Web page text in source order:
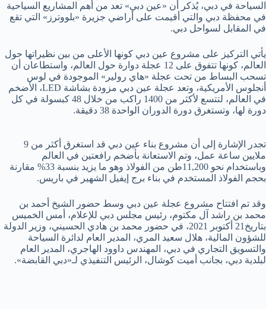
السياحة في دبي، يُذكر أن «عين دبي» تعد من أهم المشاريع السياحية
في محفظة دبي والتي أقيمت على أراضي جزيرة «بلووترز» التي تقع
في المقابل لسواحل دبي.
يأتي التركيز على مشروع عين دبي كونها الأعلى من بين نظيراتها حول
العالم، كونها تتفوق على 12 عجلة دوارة حول العالم، واستطاعان أن
تسحب البساط من تحت عجلة «هاي رولير» الموجودة في لوس
أنجلوس الأمريكية، وتعد عجلة عين دبي مزودة بشاشة LED، الأضخم
في العالم، لتتسع لأكثر من 1400 راكب من خلال 48 كبسولة في كل
دورة لها، وتستغرق دورة الدوران الواحدة 38 دقيقة.
تجدر الإشارة إلى أن مشروع بناء عين دبي قد استغرق أكثر من 9
ملايين ساعة عمل، وتم الاستعانة بأضخم رافعتين في العالم
وباستخدام نحو 11,200طن من الفولاذ وهو ما يزيد بنسبة 33% مقارنة
بحجم الفولاذ المستخدم في بناء برج إيفيل الشهير في باريس.
وقد تم افتتاح مشروع عجلة عين دبي وسط حضور الشيخ أحمد بن
محمد بن راشد آل مكتوم، رئيس مجلس دبي للإعلام، أمس الخميس
بتاريخ21 أكتوبر 2021، في حضور محمد بن هادي الحسيني، وزير الدولة
للشؤون المالية، هلال سعيد المري، المدير العام لدائرة السياحة
والتسويق التجاري في دبي، المهندس داوود الهاجري، المدير العام
لبلدية دبي، بجانب أميت كوشال، الرئيس التنفيذي لـ«دبي القابضة».